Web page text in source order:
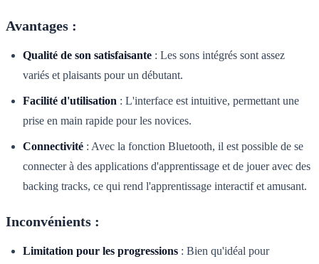
Avantages :
Qualité de son satisfaisante : Les sons intégrés sont assez
variés et plaisants pour un débutant.
Facilité d'utilisation : L'interface est intuitive, permettant une
prise en main rapide pour les novices.
Connectivité : Avec la fonction Bluetooth, il est possible de se
connecter à des applications d'apprentissage et de jouer avec des
backing tracks, ce qui rend l'apprentissage interactif et amusant.
Inconvénients :
Limitation pour les progressions : Bien qu'idéal pour